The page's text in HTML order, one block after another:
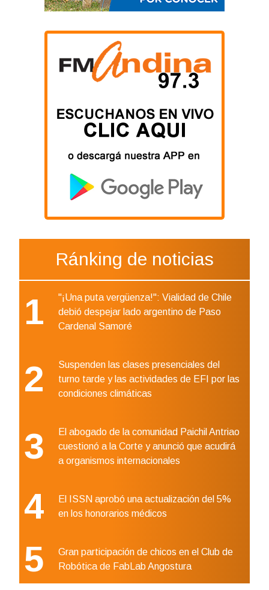
Ránking de noticias
1
"¡Una puta vergüenza!": Vialidad de Chile
debió despejar lado argentino de Paso
Cardenal Samoré
2
Suspenden las clases presenciales del
turno tarde y las actividades de EFI por las
condiciones climáticas
3
El abogado de la comunidad Paichil Antriao
cuestionó a la Corte y anunció que acudirá
a organismos internacionales
4
El ISSN aprobó una actualización del 5%
en los honorarios médicos
5
Gran participación de chicos en el Club de
Robótica de FabLab Angostura